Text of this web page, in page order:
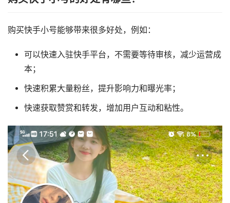
购买快手小号能够带来很多好处，例如：
可以快速入驻快手平台，不需要等待审核，减少运营成
本；
快速积累大量粉丝，提升影响力和曝光率；
快速获取赞赏和转发，增加用户互动和粘性。